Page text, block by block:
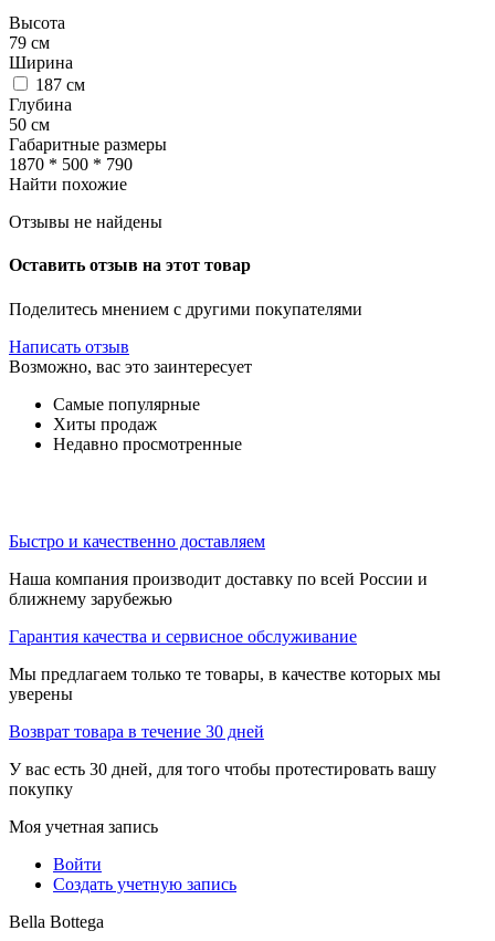
Высота
79 см
Ширина
187 см
Глубина
50 см
Габаритные размеры
1870 * 500 * 790
Найти похожие
Отзывы не найдены
Оставить отзыв на этот товар
Поделитесь мнением с другими покупателями
Написать отзыв
Возможно, вас это заинтересует
Самые популярные
Хиты продаж
Недавно просмотренные
Быстро и качественно доставляем
Наша компания производит доставку по всей России и
ближнему зарубежью
Гарантия качества и сервисное обслуживание
Мы предлагаем только те товары, в качестве которых мы
уверены
Возврат товара в течение 30 дней
У вас есть 30 дней, для того чтобы протестировать вашу
покупку
Моя учетная запись
Войти
Создать учетную запись
Bella Bottega